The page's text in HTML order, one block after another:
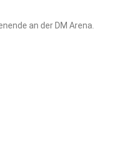
an der DM Arena.